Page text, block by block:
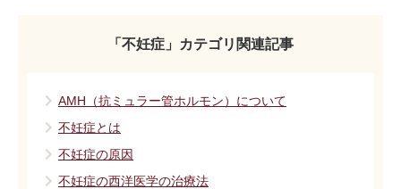
「不妊症」カテゴリ関連記事
AMH（抗ミュラー管ホルモン）について
不妊症とは
不妊症の原因
不妊症の西洋医学の治療法